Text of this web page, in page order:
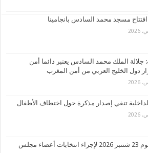
مسجد محمد السادس بانجامينا
جلالة الملك محمد السادس يعتبر دائما أمن
دول الخليج العربي من أمن المغرب
تنفي إصدار مذكرة حول اختطاف الأطفال
تحديد يوم 23 شتنبر 2026 لإجراء انتخابات أعضاء مجلس